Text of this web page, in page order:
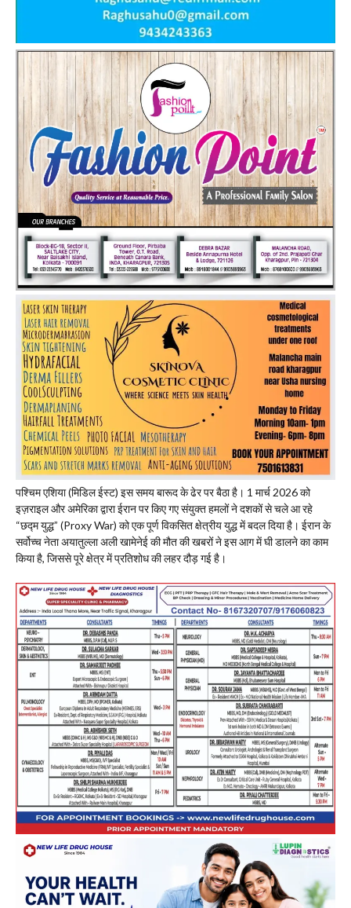
पश्चिम एशिया (मिडिल ईस्ट) इस समय बारूद के ढेर पर बैठा है। 1 मार्च 2026 को
इज़राइल और अमेरिका द्वारा ईरान पर किए गए संयुक्त हमलों ने दशकों से चले आ रहे
“छद्म युद्ध” (Proxy War) को एक पूर्ण विकसित क्षेत्रीय युद्ध में बदल दिया है। ईरान के
सर्वोच्च नेता अयातुल्ला अली खामेनेई की मौत की खबरों ने इस आग में घी डालने का काम
किया है, जिससे पूरे क्षेत्र में प्रतिशोध की लहर दौड़ गई है।